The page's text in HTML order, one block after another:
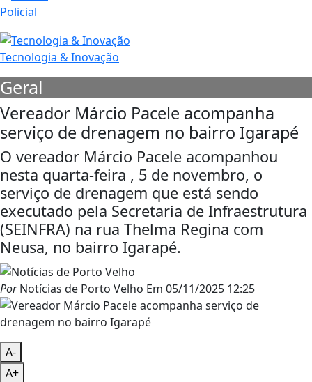
Policial
Tecnologia & Inovação
Geral
Vereador Márcio Pacele acompanha
serviço de drenagem no bairro Igarapé
O vereador Márcio Pacele acompanhou
nesta quarta-feira , 5 de novembro, o
serviço de drenagem que está sendo
executado pela Secretaria de Infraestrutura
(SEINFRA) na rua Thelma Regina com
Neusa, no bairro Igarapé.
PorNotícias de Porto Velho Em 05/11/2025 12:25
A-
A+